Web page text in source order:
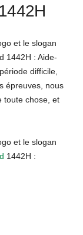
et le slogan
1442H : Aide-
difficile,
épreuves, nous
toute chose, et
et le slogan
1442H :